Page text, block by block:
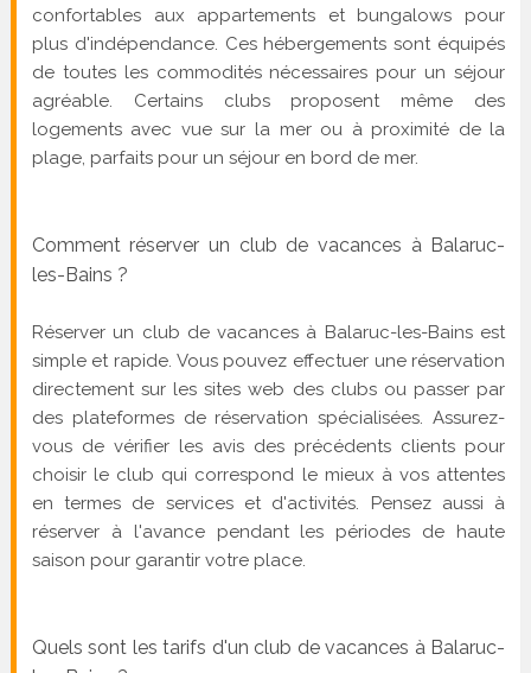
confortables aux appartements et bungalows pour
plus d'indépendance. Ces hébergements sont équipés
de toutes les commodités nécessaires pour un séjour
agréable. Certains clubs proposent même des
logements avec vue sur la mer ou à proximité de la
plage, parfaits pour un séjour en bord de mer.
Comment réserver un club de vacances à Balaruc-
les-Bains ?
Réserver un club de vacances à Balaruc-les-Bains est
simple et rapide. Vous pouvez effectuer une réservation
directement sur les sites web des clubs ou passer par
des plateformes de réservation spécialisées. Assurez-
vous de vérifier les avis des précédents clients pour
choisir le club qui correspond le mieux à vos attentes
en termes de services et d'activités. Pensez aussi à
réserver à l'avance pendant les périodes de haute
saison pour garantir votre place.
Quels sont les tarifs d'un club de vacances à Balaruc-